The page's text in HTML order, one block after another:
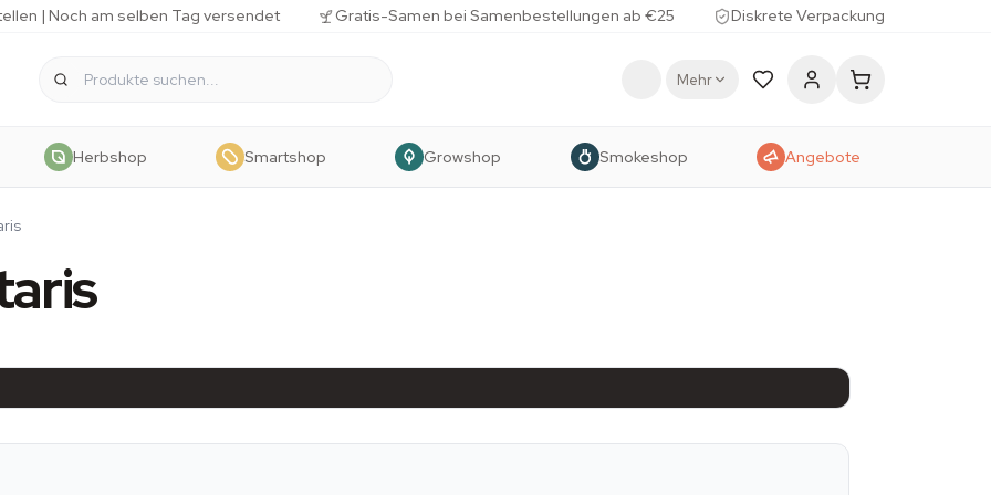
| Noch am selben Tag versendet Gratis-Samen bei Samenbestellungen ab €25 Diskrete Verpackung
Mehr
Herbshop Smartshop Growshop Smokeshop Angebote